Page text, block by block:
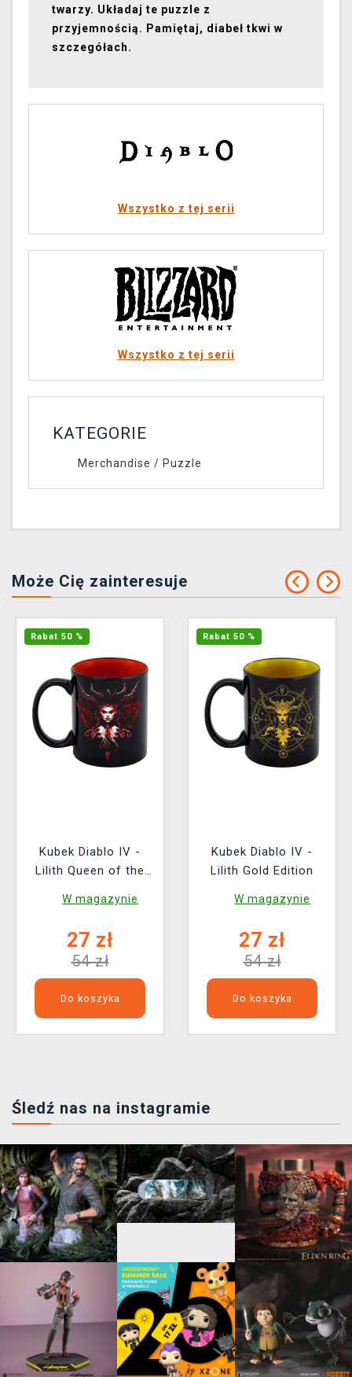
twarzy. Układaj te puzzle z
przyjemnością. Pamiętaj, diabeł tkwi w
szczegółach.
Wszystko z tej serii
Wszystko z tej serii
KATEGORIE
Merchandise / Puzzle
Może Cię zainteresuje
Rabat 50 %
Kubek Diablo IV -
Lilith Queen of the
W magazynie
27 zł
54 zł
Do koszyka
Rabat 50 %
Kubek Diablo IV -
Lilith Gold Edition
W magazynie
27 zł
54 zł
Do koszyka
Śledź nas na instagramie